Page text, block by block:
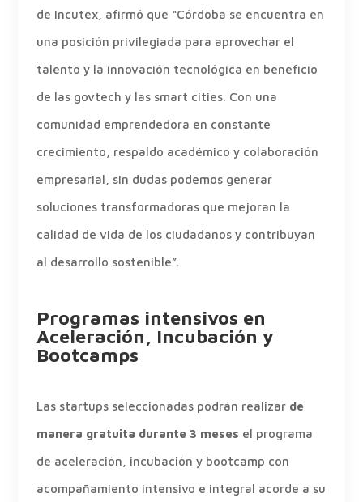
de Incutex, afirmó que “Córdoba se encuentra en
una posición privilegiada para aprovechar el
talento y la innovación tecnológica en beneficio
de las govtech y las smart cities. Con una
comunidad emprendedora en constante
crecimiento, respaldo académico y colaboración
empresarial, sin dudas podemos generar
soluciones transformadoras que mejoran la
calidad de vida de los ciudadanos y contribuyan
al desarrollo sostenible”.
Programas intensivos en
Aceleración, Incubación y
Bootcamps
Las startups seleccionadas podrán realizar de
manera gratuita durante 3 meses el programa
de aceleración, incubación y bootcamp con
acompañamiento intensivo e integral acorde a su